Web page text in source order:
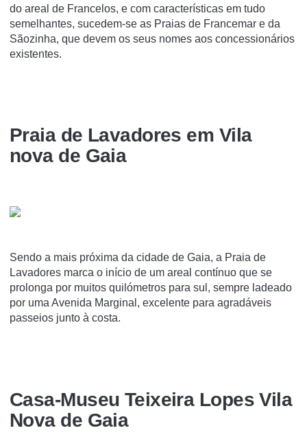
do areal de Francelos, e com características em tudo
semelhantes, sucedem-se as Praias de Francemar e da
Sãozinha, que devem os seus nomes aos concessionários
existentes.
Praia de Lavadores em Vila
nova de Gaia
Sendo a mais próxima da cidade de Gaia, a Praia de
Lavadores marca o início de um areal contínuo que se
prolonga por muitos quilómetros para sul, sempre ladeado
por uma Avenida Marginal, excelente para agradáveis
passeios junto à costa.
Casa-Museu Teixeira Lopes Vila
Nova de Gaia